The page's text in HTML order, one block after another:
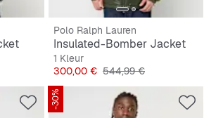
Polo Ralph Lauren
Insulated-Bomber Jacket
1 Kleur
Prijs
300,00 € Originele Prijs
544,99 €
-30%